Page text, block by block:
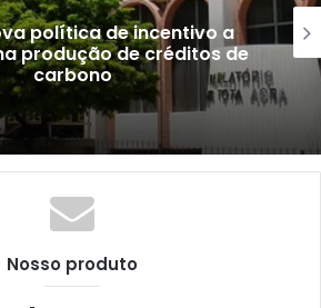
política de incentivo a
produção de créditos de
carbono
Nosso produto